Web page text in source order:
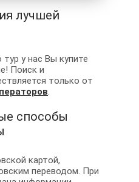
лучшей
у нас Вы купите
Поиск и
только от
.
способы
картой,
переводом. При